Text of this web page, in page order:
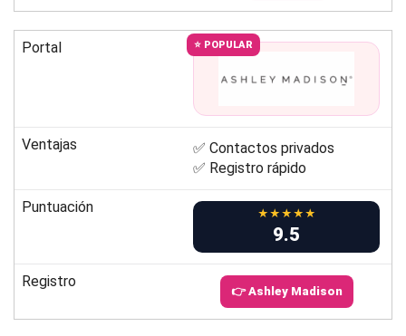
Portal ⭐ POPULAR
Ventajas
✅ Contactos privados
✅ Registro rápido
Puntuación ★★★★★
9.5
Registro
👉 Ashley Madison